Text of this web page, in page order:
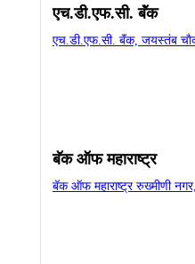
एच.डी.एफ.सी. बॅंक
एच.डी.एफ.सी. बॅंक, जयस्‍तंब चाैक,
बॅक ऑफ महाराष्‍ट्र
बॅक ऑफ महाराष्‍ट्र रुख्‍मीणी